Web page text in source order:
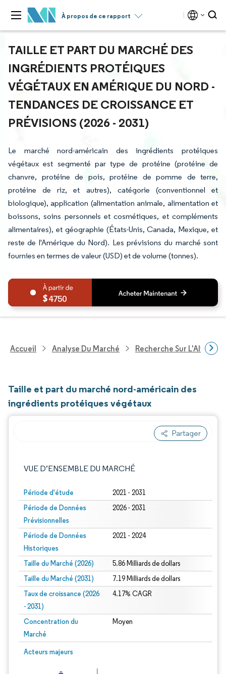
À propos de ce rapport
TAILLE ET PART DU MARCHÉ DES
INGRÉDIENTS PROTÉIQUES
VÉGÉTAUX EN AMÉRIQUE DU NORD -
TENDANCES DE CROISSANCE ET
PRÉVISIONS (2026 - 2031)
Le marché nord-américain des ingrédients protéiques
végétaux est segmenté par type de protéine (protéine de
chanvre, protéine de pois, protéine de pomme de terre,
protéine de riz, et autres), catégorie (conventionnel et
biologique), application (alimentation animale, alimentation et
boissons, soins personnels et cosmétiques, et compléments
alimentaires), et géographie (États-Unis, Canada, Mexique, et
reste de l'Amérique du Nord). Les prévisions du marché sont
fournies en termes de valeur (USD) et de volume (tonnes).
4750
Accueil Analyse Du Marché Recherche Sur
Taille et part du marché nord-américain des
ingrédients protéiques végétaux
Partager
VUE D’ENSEMBLE DU MARCHÉ
Période d'étude 2021 - 2031
Période de Données
Prévisionnelles
2026 - 2031
Période de Données
Historiques
2021 - 2024
Taille du Marché (2026) 5.86 Milliards de dollars
Taille du Marché (2031) 7.19 Milliards de dollars
Taux de croissance (2026
- 2031)
4.17% CAGR
Concentration du
Marché
Moyen
Acteurs majeurs
Image © Mordor Intelligence. La réutilisation nécessite une attribution sous CC